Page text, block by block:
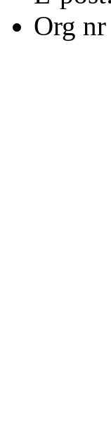
Org